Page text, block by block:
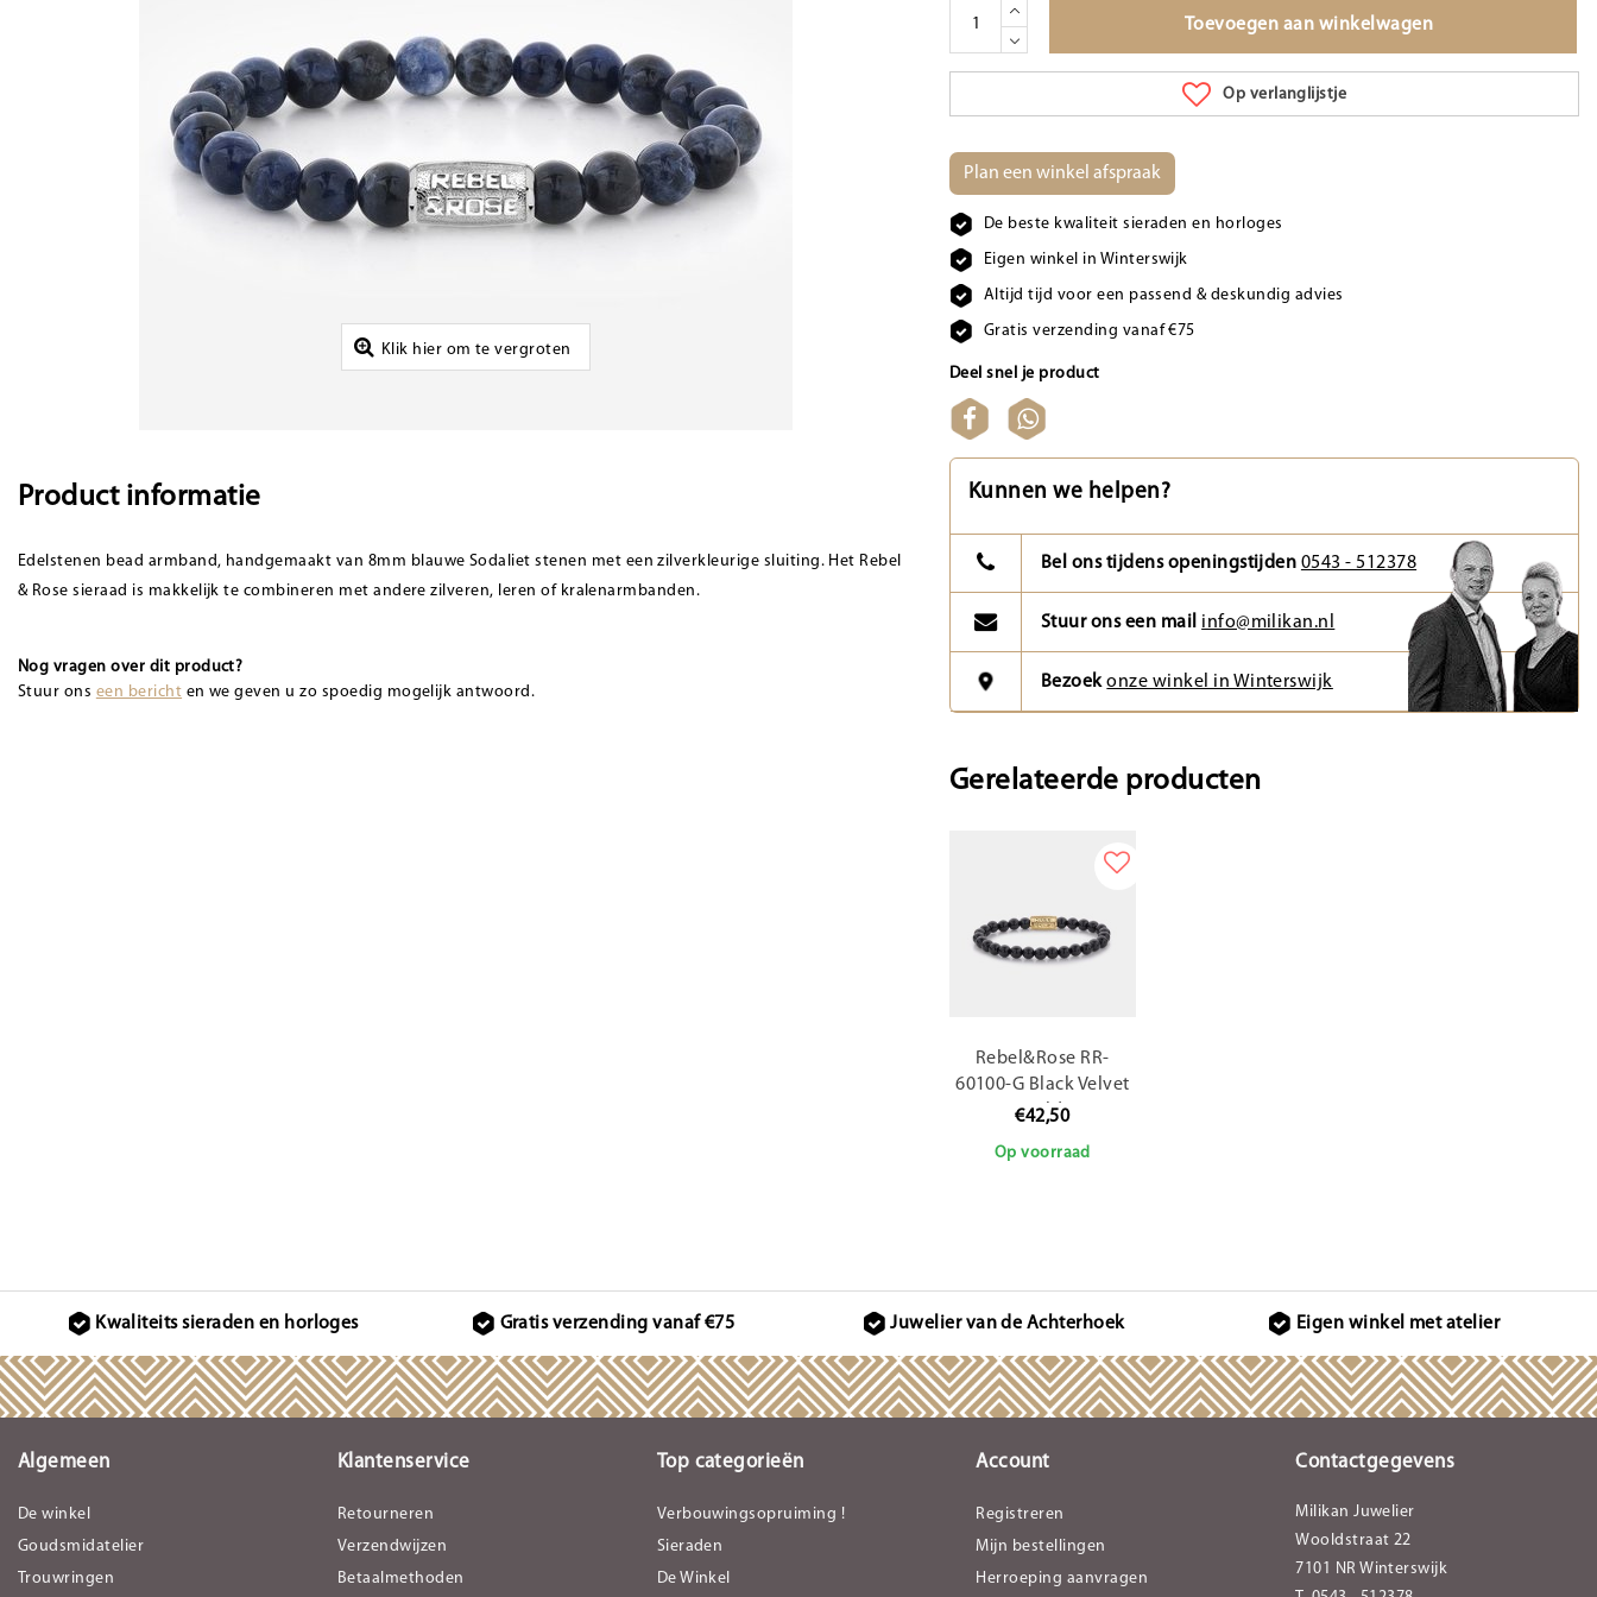
Klik hier om te vergroten
Toevoegen aan winkelwagen
Op verlanglijstje
Plan een winkel afspraak
De beste kwaliteit sieraden en horloges
Eigen winkel in Winterswijk
Altijd tijd voor een passend & deskundig advies
Gratis verzending vanaf €75
Deel snel je product
Product informatie
Edelstenen bead armband, handgemaakt van 8mm blauwe Sodaliet stenen met een zilverkleurige sluiting. Het Rebel
& Rose sieraad is makkelijk te combineren met andere zilveren, leren of kralenarmbanden.
Nog vragen over dit product?
Stuur ons een bericht en we geven u zo spoedig mogelijk antwoord.
Kunnen we helpen?
Bel ons tijdens openingstijden 0543 - 512378
Stuur ons een mail info@milikan.nl
Bezoekonze winkel in Winterswijk
Gerelateerde producten
Rebel&Rose RR-
60100-G Black Velvet
Gold
€42,50
Op voorraad
Kwaliteits sieraden en horloges Gratis verzending vanaf €75 Juwelier van de Achterhoek Eigen winkel met atelier
Algemeen
De winkel
Goudsmidatelier
Trouwringen
Klantenservice
Retourneren
Verzendwijzen
Betaalmethoden
Top categorieën
Verbouwingsopruiming !
Sieraden
De Winkel
Account
Registreren
Mijn bestellingen
Herroeping aanvragen
Contactgegevens
Milikan Juwelier
Wooldstraat 22
7101 NR Winterswijk